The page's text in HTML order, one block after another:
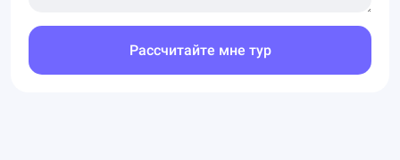
Рассчитайте мне тур